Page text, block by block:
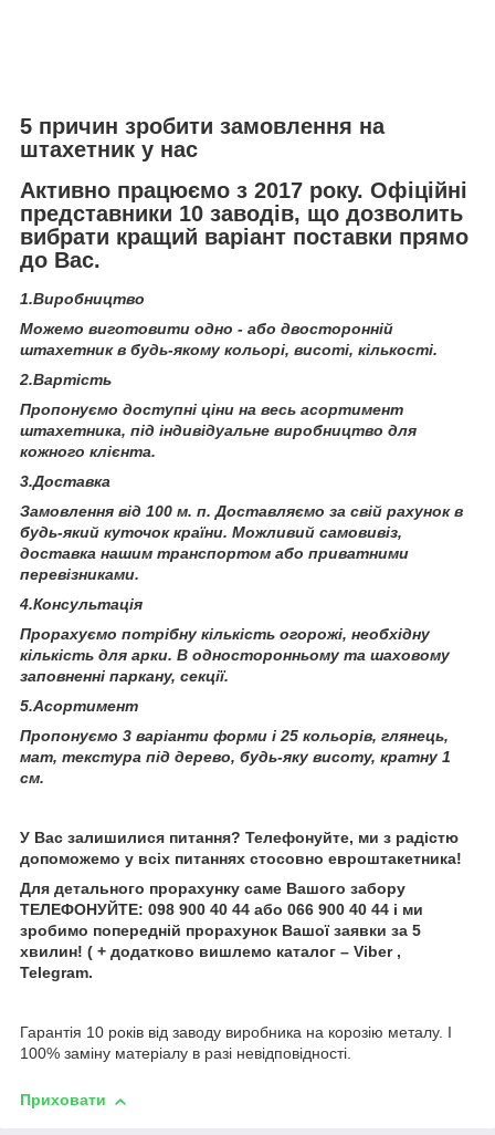
5 причин зробити замовлення на
штахетник у нас
Активно працюємо з 2017 року. Офіційні
представники 10 заводів, що дозволить
вибрати кращий варіант поставки прямо
до Вас.
1.Виробництво
Можемо виготовити одно - або двосторонній
штахетник в будь-якому кольорі, висоті, кількості.
2.Вартість
Пропонуємо доступні ціни на весь асортимент
штахетника, під індивідуальне виробництво для
кожного клієнта.
3.Доставка
Замовлення від 100 м. п. Доставляємо за свій рахунок в
будь-який куточок країни. Можливий самовивіз,
доставка нашим транспортом або приватними
перевізниками.
4.Консультація
Прорахуємо потрібну кількість огорожі, необхідну
кількість для арки. В односторонньому та шаховому
заповненні паркану, секції.
5.Асортимент
Пропонуємо 3 варіанти форми і 25 кольорів, глянець,
мат, текстура під дерево, будь-яку висоту, кратну 1
см.
У Вас залишилися питання? Телефонуйте, ми з радістю
допоможемо у всіх питаннях стосовно евроштакетника!
Для детального прорахунку саме Вашого забору
ТЕЛЕФОНУЙТЕ: 098 900 40 44 або 066 900 40 44 і ми
зробимо попередній прорахунок Вашої заявки за 5
хвилин! ( + додатково вишлемо каталог – Viber ,
Telegram.
Гарантія 10 років від заводу виробника на корозію металу. І
100% заміну матеріалу в разі невідповідності.
Приховати